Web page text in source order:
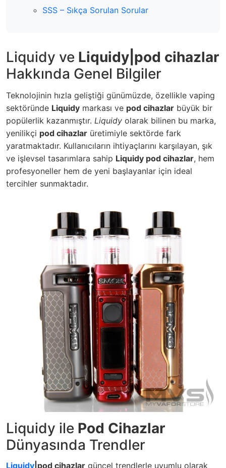
SSS – Sıkça Sorulan Sorular
Liquidy ve Liquidy|pod cihazlar
Hakkında Genel Bilgiler
Teknolojinin hızla geliştiği günümüzde, özellikle vaping
sektöründe Liquidy markası ve pod cihazlar büyük bir
popülerlik kazanmıştır. Liquidy olarak bilinen bu marka,
yenilikçi pod cihazlar üretimiyle sektörde fark
yaratmaktadır. Kullanıcıların ihtiyaçlarını karşılayan, şık
ve işlevsel tasarımlara sahip Liquidy pod cihazlar, hem
profesyoneller hem de yeni başlayanlar için ideal
tercihler sunmaktadır.
Liquidy ile Pod Cihazlar
Dünyasında Trendler
Liquidy |pod cihazlar güncel trendlerle uyumlu olarak